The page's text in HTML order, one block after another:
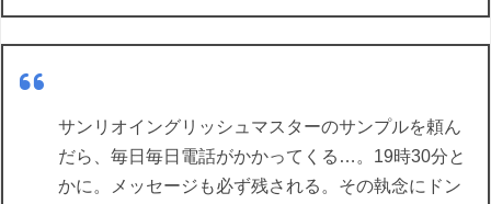
サンリオイングリッシュマスターのサンプルを頼ん
だら、毎日毎日電話がかかってくる…。19時30分と
かに。メッセージも必ず残される。その執念にドン